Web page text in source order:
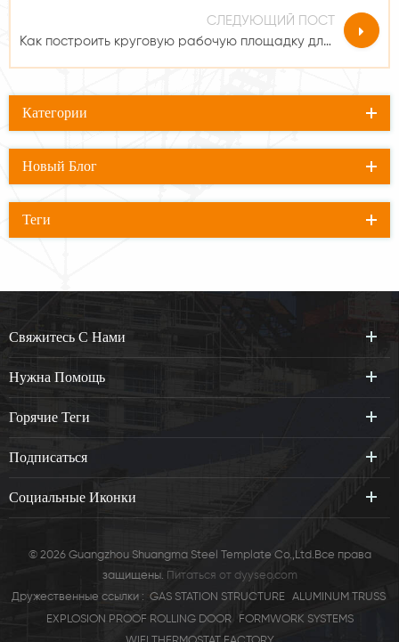
СЛЕДУЮЩИЙ ПОСТ
Как построить круговую рабочую площадку для строительных лесов с кольцевым замком
Категории
Новый Блог
Теги
Свяжитесь С Нами
Нужна Помощь
Горячие Теги
Подписаться
Социальные Иконки
© 2026 Guangzhou Shuangma Steel Template Co.,Ltd.Все права
защищены. Питаться от dyyseo.com
Дружественные ссылки : GAS STATION STRUCTURE
ALUMINUM TRUSS
EXPLOSION PROOF ROLLING DOOR
FORMWORK SYSTEMS